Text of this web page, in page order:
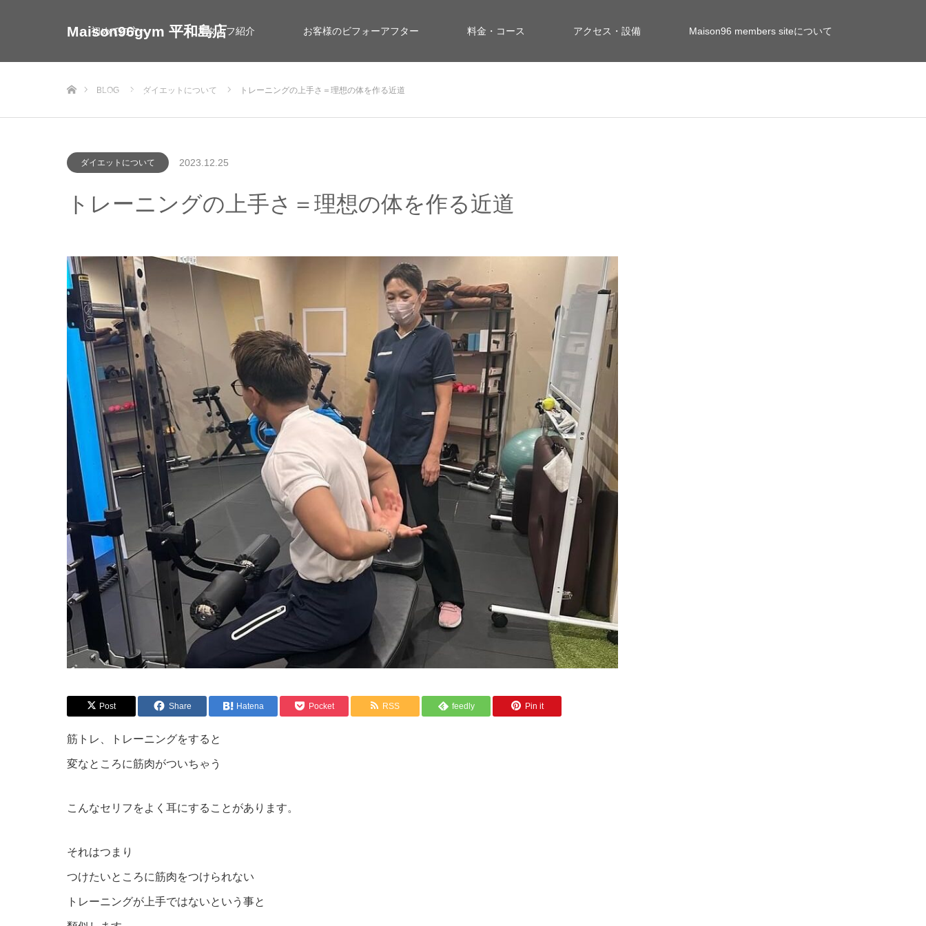
Maison96gym 平和島店
初めての方へ スタッフ紹介 お客様のビフォーアフター 料金・コース アクセス・設備 Maison96 members siteについて
お問い合わせ
BLOG ダイエットについて トレーニングの上手さ＝理想の体を作る近道
ダイエットについて 2023.12.25
トレーニングの上手さ＝理想の体を作る近道
Post Share Hatena Pocket RSS feedly Pin it
筋トレ、トレーニングをすると
変なところに筋肉がついちゃう
こんなセリフをよく耳にすることがあります。
それはつまり
つけたいところに筋肉をつけられない
トレーニングが上手ではないという事と